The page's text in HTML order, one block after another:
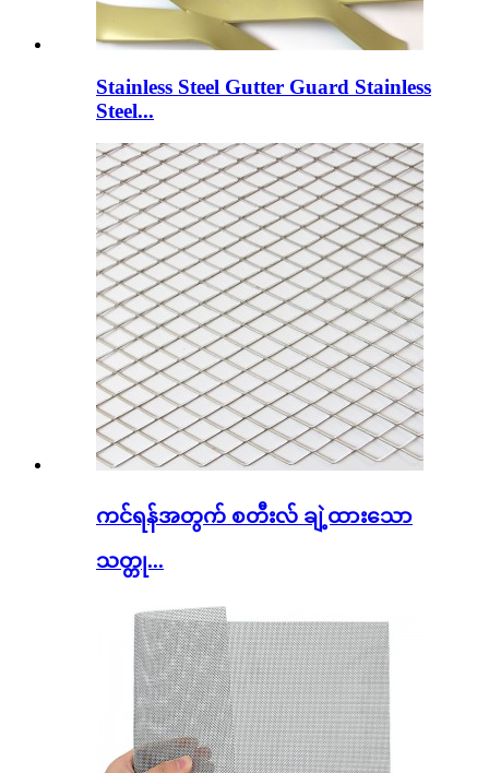
Stainless Steel Gutter Guard Stainless
Steel...
ကင်ရန်အတွက် စတီးလ် ချဲ့ထားသော
သတ္တု...